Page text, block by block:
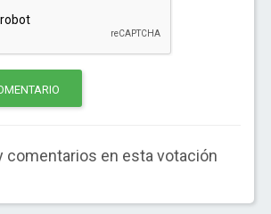
comentarios en esta votación